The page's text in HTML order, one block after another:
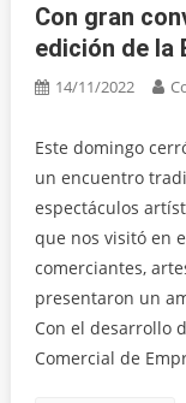
Con gran
edición de la
14/11/2022
Este domingo
un encuentro
espectáculos
que nos visitó en
comerciantes,
presentaron un
Con el desarrollo
Comercial de